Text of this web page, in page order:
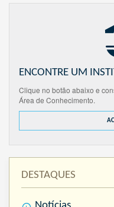
ENCONTRE UM
Clique no botão abaixo e
Área de Conhecimento.
DESTAQUES